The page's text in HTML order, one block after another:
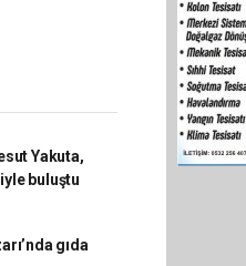
Yakuta,
buluştu
gıda